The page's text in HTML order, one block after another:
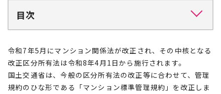
目次
令和7年5月にマンション関係法が改正され、その中核となる
改正区分所有法は令和8年4月1日から施行されます。
国土交通省は、今般の区分所有法の改正等に合わせて、管理
規約のひな形である「マンション標準管理規約」を改正しま